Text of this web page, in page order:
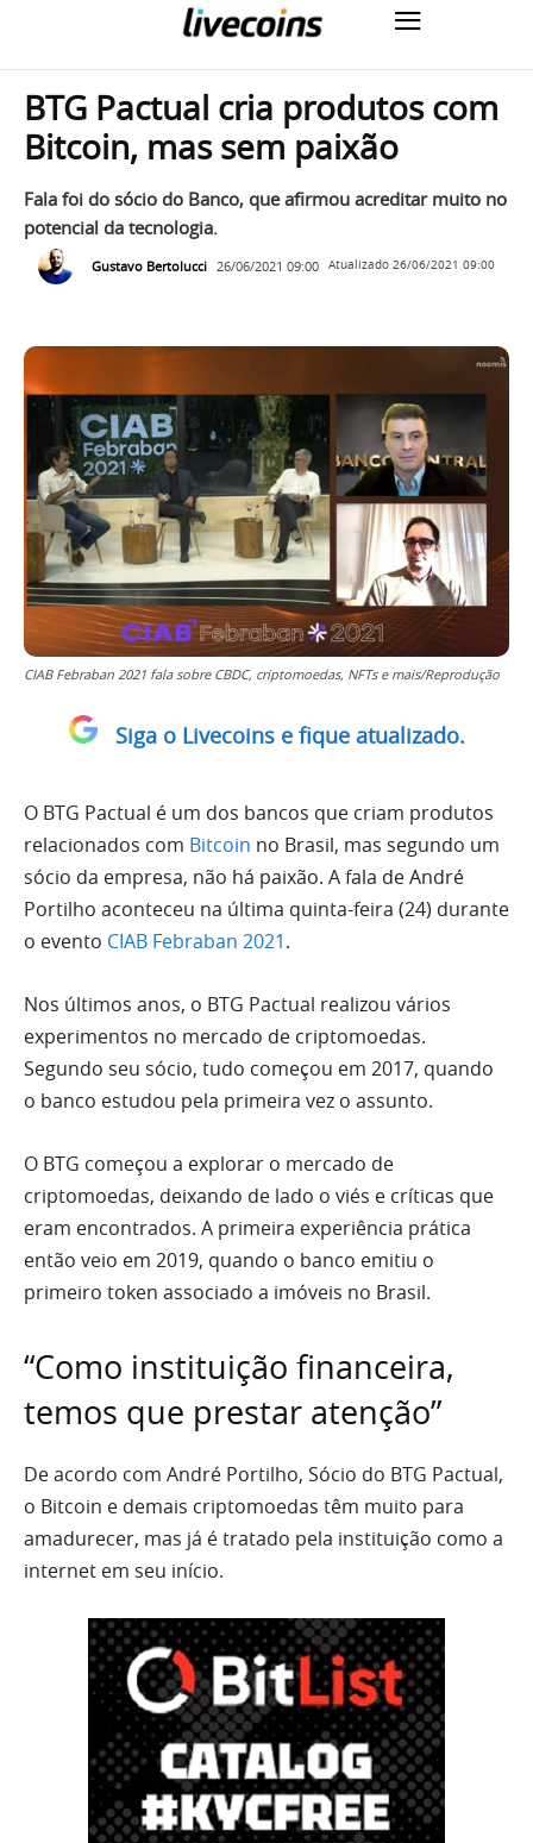
BTG Pactual cria produtos com
Bitcoin, mas sem paixão
Fala foi do sócio do Banco, que afirmou acreditar muito no
potencial da tecnologia.
Gustavo Bertolucci 26/06/2021 09:00 Atualizado 26/06/2021 09:00
CIAB Febraban 2021 fala sobre CBDC, criptomoedas, NFTs e mais/Reprodução
Siga o Livecoins e fique atualizado.
O BTG Pactual é um dos bancos que criam produtos
relacionados com Bitcoin no Brasil, mas segundo um
sócio da empresa, não há paixão. A fala de André
Portilho aconteceu na última quinta-feira (24) durante
o evento CIAB Febraban 2021.
Nos últimos anos, o BTG Pactual realizou vários
experimentos no mercado de criptomoedas.
Segundo seu sócio, tudo começou em 2017, quando
o banco estudou pela primeira vez o assunto.
O BTG começou a explorar o mercado de
criptomoedas, deixando de lado o viés e críticas que
eram encontrados. A primeira experiência prática
então veio em 2019, quando o banco emitiu o
primeiro token associado a imóveis no Brasil.
“Como instituição financeira,
temos que prestar atenção”
De acordo com André Portilho, Sócio do BTG Pactual,
o Bitcoin e demais criptomoedas têm muito para
amadurecer, mas já é tratado pela instituição como a
internet em seu início.